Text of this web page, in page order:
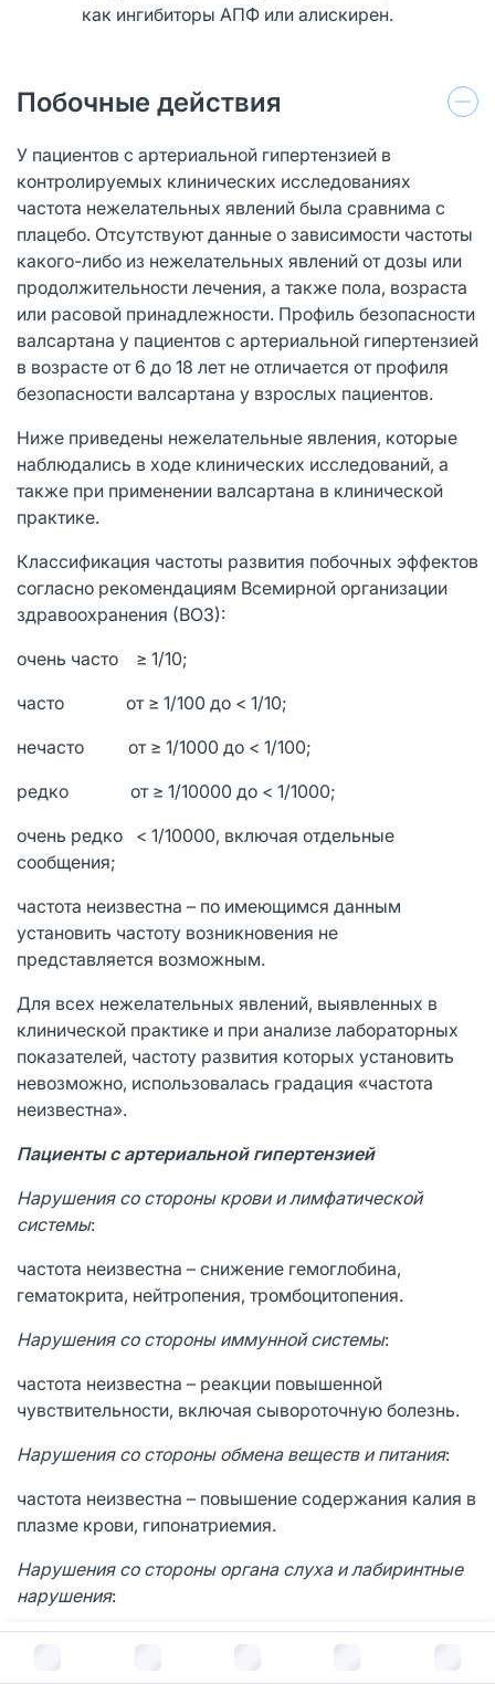
В корзину за руб.
как ингибиторы АПФ или алискирен.
Побочные действия
У пациентов с артериальной гипертензией в
контролируемых клинических исследованиях
частота нежелательных явлений была сравнима с
плацебо. Отсутствуют данные о зависимости частоты
какого-либо из нежелательных явлений от дозы или
продолжительности лечения, а также пола, возраста
или расовой принадлежности. Профиль безопасности
валсартана у пациентов с артериальной гипертензией
в возрасте от 6 до 18 лет не отличается от профиля
безопасности валсартана у взрослых пациентов.
Ниже приведены нежелательные явления, которые
наблюдались в ходе клинических исследований, а
также при применении валсартана в клинической
практике.
Классификация частоты развития побочных эффектов
согласно рекомендациям Всемирной организации
здравоохранения (ВОЗ):
очень часто ≥ 1/10;
часто от ≥ 1/100 до < 1/10;
нечасто от ≥ 1/1000 до < 1/100;
редко от ≥ 1/10000 до < 1/1000;
очень редко < 1/10000, включая отдельные
сообщения;
частота неизвестна – по имеющимся данным
установить частоту возникновения не
представляется возможным.
Для всех нежелательных явлений, выявленных в
клинической практике и при анализе лабораторных
показателей, частоту развития которых установить
невозможно, использовалась градация «частота
неизвестна».
Пациенты с артериальной гипертензией
Нарушения со стороны крови и лимфатической
системы:
частота неизвестна – снижение гемоглобина,
гематокрита, нейтропения, тромбоцитопения.
Нарушения со стороны иммунной системы:
частота неизвестна – реакции повышенной
чувствительности, включая сывороточную болезнь.
Нарушения со стороны обмена веществ и питания:
частота неизвестна – повышение содержания калия в
плазме крови, гипонатриемия.
Нарушения со стороны органа слуха и лабиринтные
нарушения:
нечасто – вертиго.